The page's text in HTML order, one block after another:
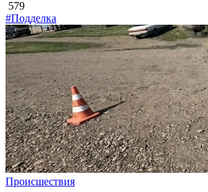
579
#Подделка
Происшествия